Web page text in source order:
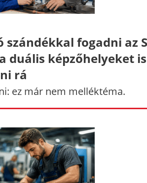
szándékkal fogadni az
duális képzőhelyeket
rá
ez már nem melléktéma.